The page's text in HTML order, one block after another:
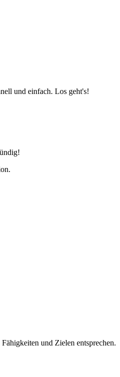
und einfach. Los geht's!
und Zielen entsprechen.